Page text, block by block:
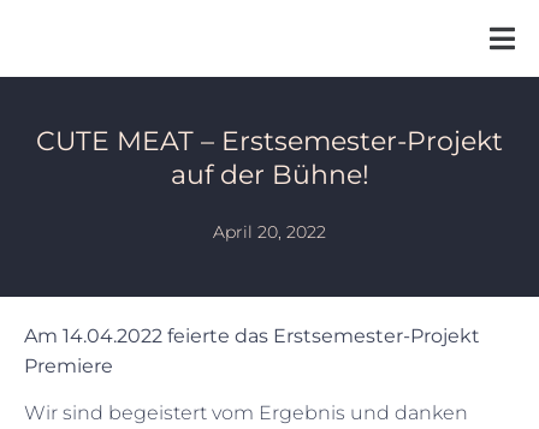
CUTE MEAT – Erstsemester-Projekt
auf der Bühne!
April 20, 2022
Am 14.04.2022 feierte das Erstsemester-Projekt
Premiere
Wir sind begeistert vom Ergebnis und danken